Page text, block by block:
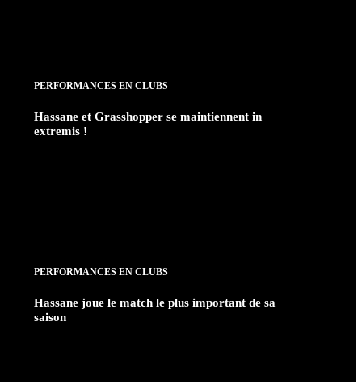
PERFORMANCES EN CLUBS
Hassane et Grasshopper se maintiennent in
extremis !
PERFORMANCES EN CLUBS
Hassane joue le match le plus important de sa
saison